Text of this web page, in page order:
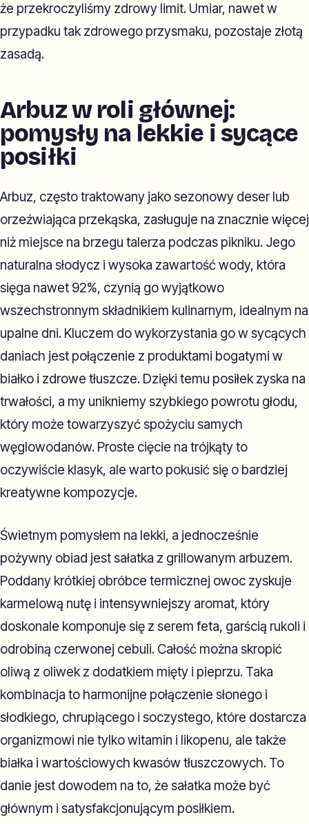
że przekroczyliśmy zdrowy limit. Umiar, nawet w
przypadku tak zdrowego przysmaku, pozostaje złotą
zasadą.
Arbuz w roli głównej:
pomysły na lekkie i sycące
posiłki
Arbuz, często traktowany jako sezonowy deser lub
orzeźwiająca przekąska, zasługuje na znacznie więcej
niż miejsce na brzegu talerza podczas pikniku. Jego
naturalna słodycz i wysoka zawartość wody, która
sięga nawet 92%, czynią go wyjątkowo
wszechstronnym składnikiem kulinarnym, idealnym na
upalne dni. Kluczem do wykorzystania go w sycących
daniach jest połączenie z produktami bogatymi w
białko i zdrowe tłuszcze. Dzięki temu posiłek zyska na
trwałości, a my unikniemy szybkiego powrotu głodu,
który może towarzyszyć spożyciu samych
węglowodanów. Proste cięcie na trójkąty to
oczywiście klasyk, ale warto pokusić się o bardziej
kreatywne kompozycje.
Świetnym pomysłem na lekki, a jednocześnie
pożywny obiad jest sałatka z grillowanym arbuzem.
Poddany krótkiej obróbce termicznej owoc zyskuje
karmelową nutę i intensywniejszy aromat, który
doskonale komponuje się z serem feta, garścią rukoli i
odrobiną czerwonej cebuli. Całość można skropić
oliwą z oliwek z dodatkiem mięty i pieprzu. Taka
kombinacja to harmonijne połączenie słonego i
słodkiego, chrupiącego i soczystego, które dostarcza
organizmowi nie tylko witamin i likopenu, ale także
białka i wartościowych kwasów tłuszczowych. To
danie jest dowodem na to, że sałatka może być
głównym i satysfakcjonującym posiłkiem.